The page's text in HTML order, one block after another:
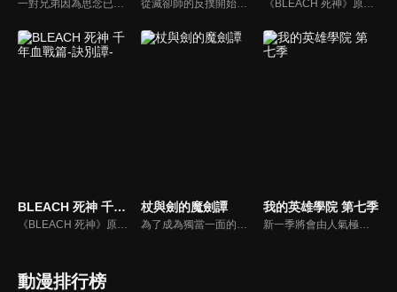
一對兄弟因為思念已故母親，觸犯了鍊金術的最高禁忌「人體鍊成」而失去一切。裝上機械鎧、有「鋼之鍊金術師」之稱號的哥哥愛德華·愛力克，以及靈魂被固定於鎧甲的弟弟阿爾馮斯──他們為了取回失去的東西，踏上尋找賢者之石的旅程。隨著接近賢者之石的真相、在巨大的陰謀中勇往直前。暗地活躍的非人類、徐徐露出本質的軍事國家亞美斯多利斯、受虐民眾的無比憎恨與復仇怨念、鍊金術帶來的種種悲劇……散於各點的悲劇，終將連成線，人民、甚至國家都會被捲入其中。 從滅卻師的反撲開始，曾經被封印的滅卻師之王優哈巴哈帶領一眾滅卻師組成「看不見的帝國」，他們攻佔虛圈,並且向屍魂界宣戰。他們蓄積已久的實力將剛經過內亂的護廷十三隊打得傷亡慘重，死亡的陰影壟罩整個屍魂界，收到求救訊息的一護與夥伴們無懼地踏上征途,背負著所有人的期望，一護將與滅卻師們展開決戰…。 《BLEACH 死神》原著劇情中的最後篇章「千年血戰篇」講述沉睡千年的優哈巴哈復活，為了滅卻師的複仇，建立無形帝國，之後佔領了虛圈，又向死神方宣戰，使整個靈界迎來了千年血戰。
BLEACH 死神 千年血戰篇-訣別譚- 杖與劍的魔劍譚 我的英雄學院 第七季
動漫排行榜